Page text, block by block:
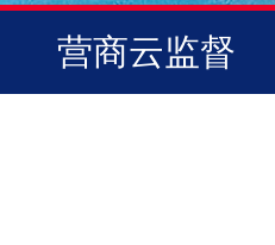
营商云监督